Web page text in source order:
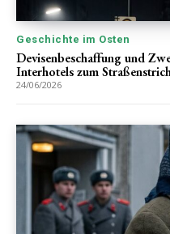
Geschichte im Osten
Devisenbeschaffung und
Interhotels zum
24/06/2026